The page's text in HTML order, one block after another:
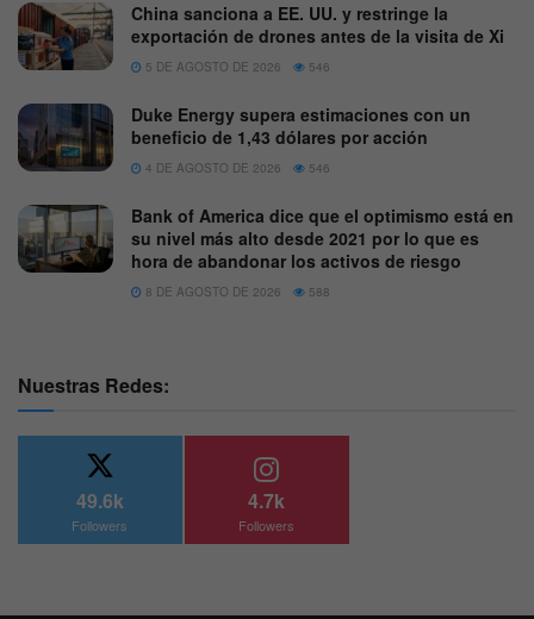
China sanciona a EE. UU. y restringe la
exportación de drones antes de la visita de Xi
5 DE AGOSTO DE 2026 546
Duke Energy supera estimaciones con un
beneficio de 1,43 dólares por acción
4 DE AGOSTO DE 2026 546
Bank of America dice que el optimismo está en
su nivel más alto desde 2021 por lo que es
hora de abandonar los activos de riesgo
8 DE AGOSTO DE 2026 588
Nuestras Redes:
49.6k
Followers
4.7k
Followers